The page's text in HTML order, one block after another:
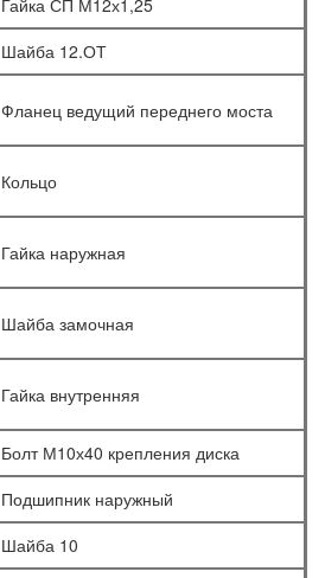
Гайка СП М12х1,25
Шайба 12.ОТ
Фланец ведущий переднего моста
Кольцо
Гайка наружная
Шайба замочная
Гайка внутренняя
Болт М10х40 крепления диска
Подшипник наружный
Шайба 10